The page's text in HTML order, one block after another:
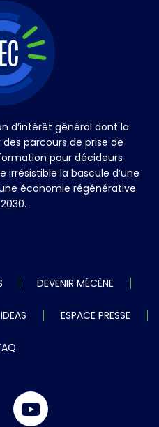
d’intérêt général dont la
parcours de prise de
pour décideurs
la bascule d’une
économie régénérative
DEVENIR MÉCÈNE
ESPACE PRESSE